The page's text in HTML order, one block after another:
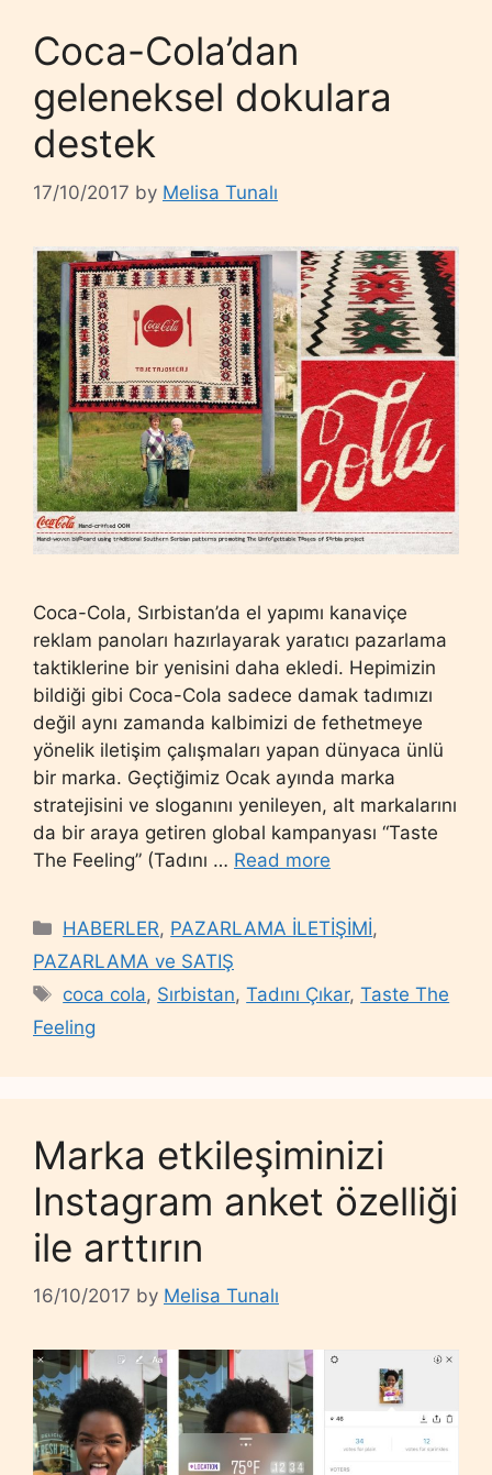
Coca-Cola’dan
geleneksel dokulara
destek
17/10/2017 by Melisa Tunalı
Coca-Cola, Sırbistan’da el yapımı kanaviçe
reklam panoları hazırlayarak yaratıcı pazarlama
taktiklerine bir yenisini daha ekledi. Hepimizin
bildiği gibi Coca-Cola sadece damak tadımızı
değil aynı zamanda kalbimizi de fethetmeye
yönelik iletişim çalışmaları yapan dünyaca ünlü
bir marka. Geçtiğimiz Ocak ayında marka
stratejisini ve sloganını yenileyen, alt markalarını
da bir araya getiren global kampanyası “Taste
The Feeling” (Tadını … Read more
Categories
HABERLER, PAZARLAMA İLETİŞİMİ,
PAZARLAMA ve SATIŞ
Tags
coca cola, Sırbistan,Tadını Çıkar,Taste The
Feeling
Marka etkileşiminizi
Instagram anket özelliği
ile arttırın
16/10/2017 by Melisa Tunalı